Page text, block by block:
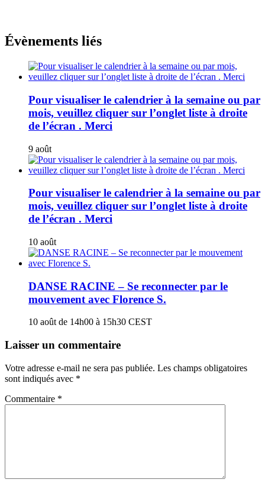
Évènements liés
Pour visualiser le calendrier à la semaine ou par
mois, veuillez cliquer sur l’onglet liste à droite
de l’écran . Merci
9 août
Pour visualiser le calendrier à la semaine ou par
mois, veuillez cliquer sur l’onglet liste à droite
de l’écran . Merci
10 août
DANSE RACINE – Se reconnecter par le
mouvement avec Florence S.
10 août de 14h00 à 15h30 CEST
Laisser un commentaire
Votre adresse e-mail ne sera pas publiée. Les champs obligatoires
sont indiqués avec *
Commentaire *